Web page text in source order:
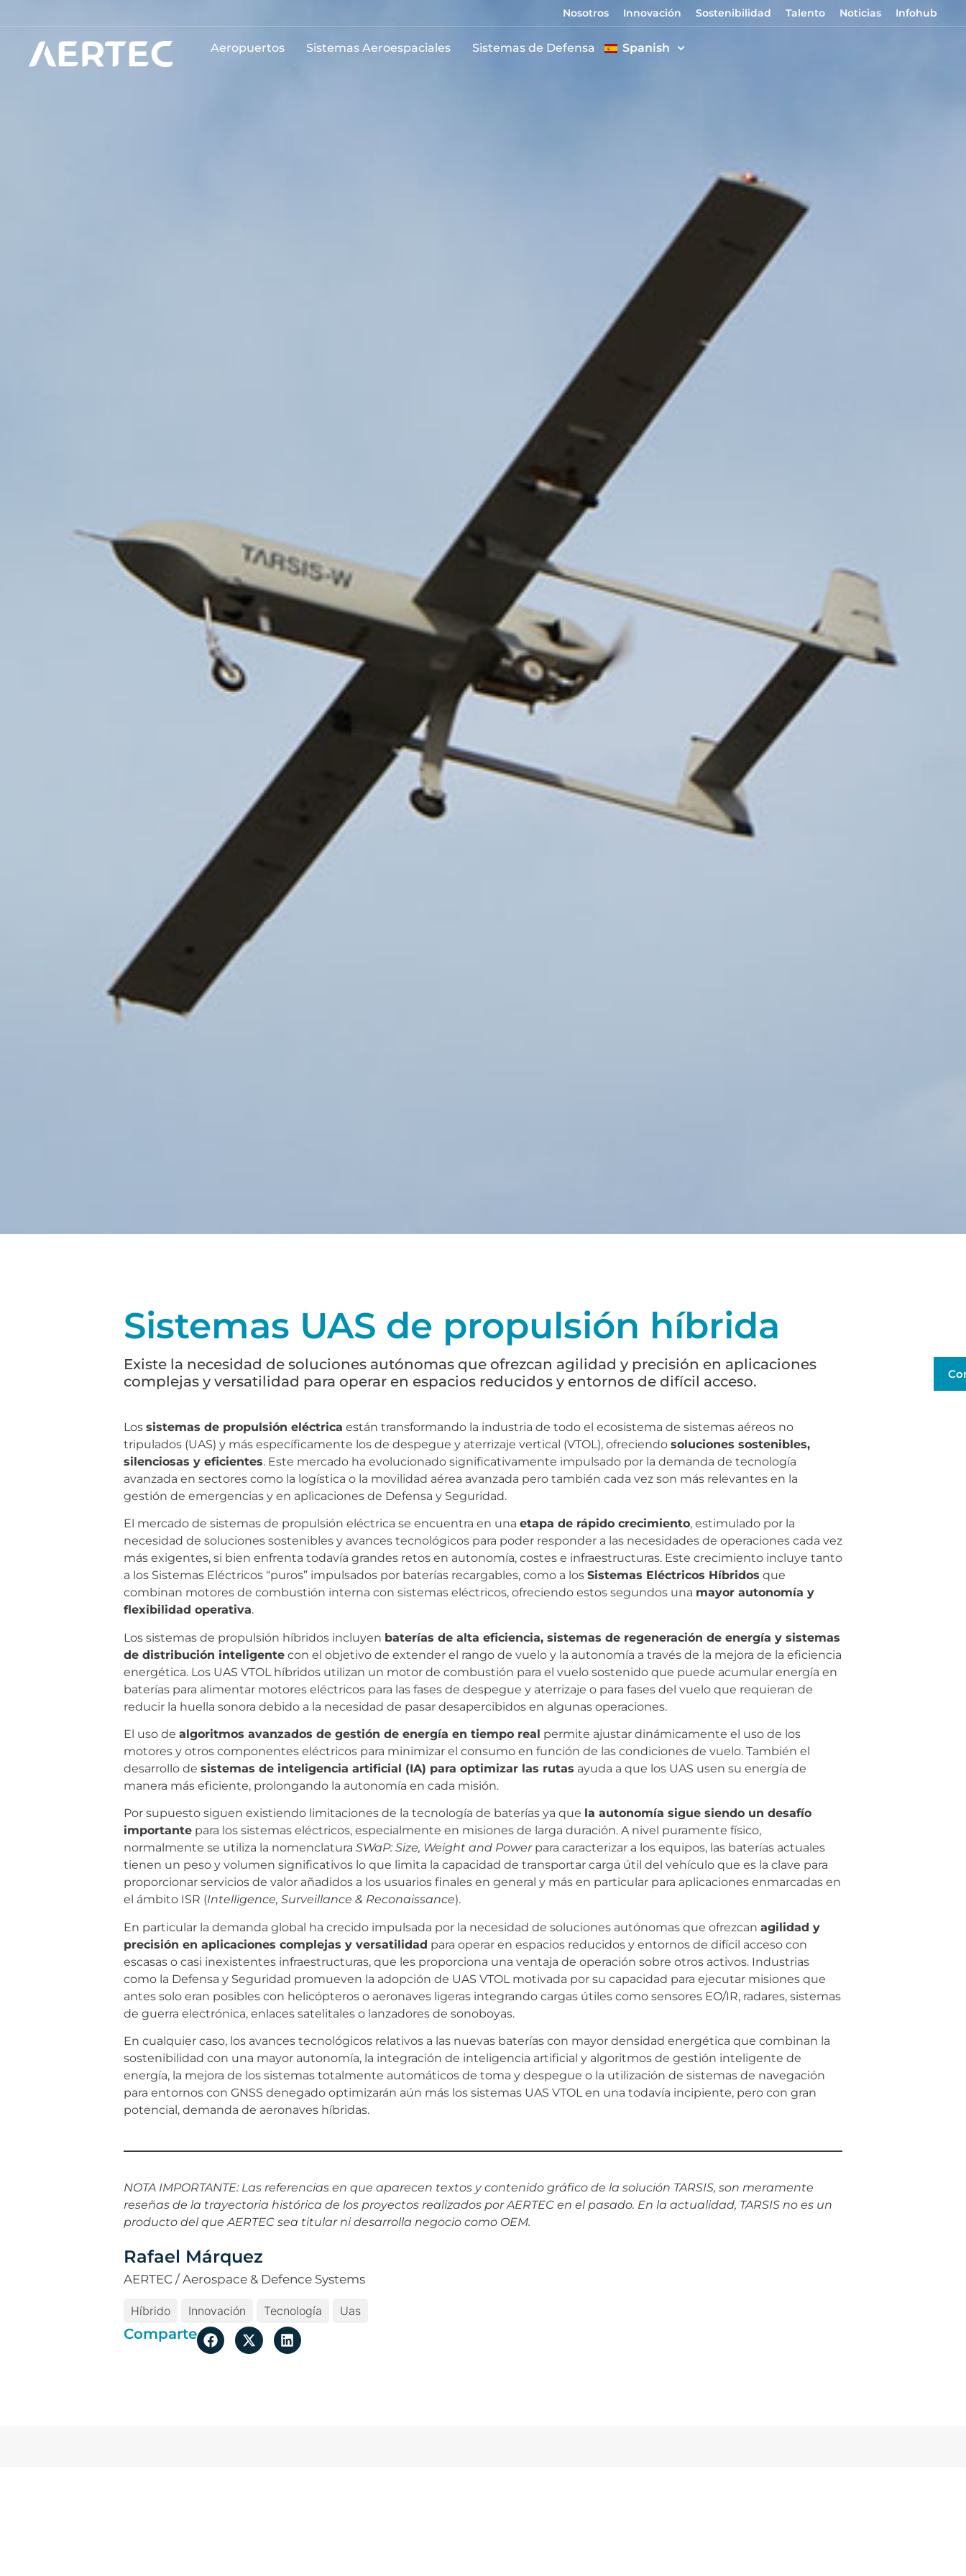
Nosotros Innovación Sostenibilidad Talento Noticias Infohub
Aeropuertos Sistemas Aeroespaciales Sistemas de Defensa Spanish
Sistemas UAS de propulsión híbrida
Existe la necesidad de soluciones autónomas que ofrezcan agilidad y precisión en aplicaciones
complejas y versatilidad para operar en espacios reducidos y entornos de difícil acceso.
Los sistemas de propulsión eléctrica están transformando la industria de todo el ecosistema de sistemas aéreos no
tripulados (UAS) y más específicamente los de despegue y aterrizaje vertical (VTOL), ofreciendo soluciones sostenibles,
silenciosas y eficientes. Este mercado ha evolucionado significativamente impulsado por la demanda de tecnología
avanzada en sectores como la logística o la movilidad aérea avanzada pero también cada vez son más relevantes en la
gestión de emergencias y en aplicaciones de Defensa y Seguridad.
El mercado de sistemas de propulsión eléctrica se encuentra en una etapa de rápido crecimiento, estimulado por la
necesidad de soluciones sostenibles y avances tecnológicos para poder responder a las necesidades de operaciones cada vez
más exigentes, si bien enfrenta todavía grandes retos en autonomía, costes e infraestructuras. Este crecimiento incluye tanto
a los Sistemas Eléctricos “puros” impulsados por baterías recargables, como a los Sistemas Eléctricos Híbridos que
combinan motores de combustión interna con sistemas eléctricos, ofreciendo estos segundos una mayor autonomía y
flexibilidad operativa.
Los sistemas de propulsión híbridos incluyen baterías de alta eficiencia, sistemas de regeneración de energía y sistemas
de distribución inteligente con el objetivo de extender el rango de vuelo y la autonomía a través de la mejora de la eficiencia
energética. Los UAS VTOL híbridos utilizan un motor de combustión para el vuelo sostenido que puede acumular energía en
baterías para alimentar motores eléctricos para las fases de despegue y aterrizaje o para fases del vuelo que requieran de
reducir la huella sonora debido a la necesidad de pasar desapercibidos en algunas operaciones.
El uso de algoritmos avanzados de gestión de energía en tiempo real permite ajustar dinámicamente el uso de los
motores y otros componentes eléctricos para minimizar el consumo en función de las condiciones de vuelo. También el
desarrollo de sistemas de inteligencia artificial (IA) para optimizar las rutas ayuda a que los UAS usen su energía de
manera más eficiente, prolongando la autonomía en cada misión.
Por supuesto siguen existiendo limitaciones de la tecnología de baterías ya que la autonomía sigue siendo un desafío
importante para los sistemas eléctricos, especialmente en misiones de larga duración. A nivel puramente físico,
normalmente se utiliza la nomenclatura SWaP: Size, Weight and Powerpara caracterizar a los equipos, las baterías actuales
tienen un peso y volumen significativos lo que limita la capacidad de transportar carga útil del vehículo que es la clave para
proporcionar servicios de valor añadidos a los usuarios finales en general y más en particular para aplicaciones enmarcadas en
el ámbito ISR (Intelligence, Surveillance & Reconaissance).
En particular la demanda global ha crecido impulsada por la necesidad de soluciones autónomas que ofrezcan agilidad y
precisión en aplicaciones complejas y versatilidad para operar en espacios reducidos y entornos de difícil acceso con
escasas o casi inexistentes infraestructuras, que les proporciona una ventaja de operación sobre otros activos. Industrias
como la Defensa y Seguridad promueven la adopción de UAS VTOL motivada por su capacidad para ejecutar misiones que
antes solo eran posibles con helicópteros o aeronaves ligeras integrando cargas útiles como sensores EO/IR, radares, sistemas
de guerra electrónica, enlaces satelitales o lanzadores de sonoboyas.
En cualquier caso, los avances tecnológicos relativos a las nuevas baterías con mayor densidad energética que combinan la
sostenibilidad con una mayor autonomía, la integración de inteligencia artificial y algoritmos de gestión inteligente de
energía, la mejora de los sistemas totalmente automáticos de toma y despegue o la utilización de sistemas de navegación
para entornos con GNSS denegado optimizarán aún más los sistemas UAS VTOL en una todavía incipiente, pero con gran
potencial, demanda de aeronaves híbridas.
NOTA IMPORTANTE: Las referencias en que aparecen textos y contenido gráfico de la solución TARSIS, son meramente
reseñas de la trayectoria histórica de los proyectos realizados por AERTEC en el pasado. En la actualidad, TARSIS no es un
producto del que AERTEC sea titular ni desarrolla negocio como OEM.
Rafael Márquez
AERTEC / Aerospace & Defence Systems
Híbrido Innovación Tecnología Uas
Comparte